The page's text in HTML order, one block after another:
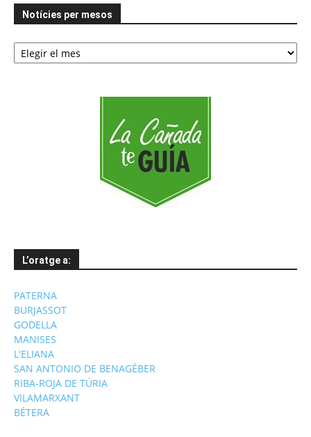
Notícies per mesos
Notícies
per
L’oratge a:
PATERNA
BURJASSOT
GODELLA
MANISES
L'ELIANA
SAN ANTONIO DE BENAGÉBER
RIBA-ROJA DE TÚRIA
VILAMARXANT
BÉTERA